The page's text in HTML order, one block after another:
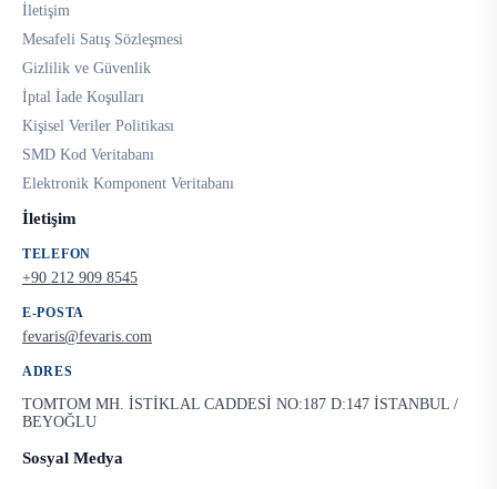
İletişim
Mesafeli Satış Sözleşmesi
Gizlilik ve Güvenlik
İptal İade Koşulları
Kişisel Veriler Politikası
SMD Kod Veritabanı
Elektronik Komponent Veritabanı
İletişim
TELEFON
+90 212 909 8545
E-POSTA
fevaris@fevaris.com
ADRES
TOMTOM MH. İSTİKLAL CADDESİ NO:187 D:147 İSTANBUL /
BEYOĞLU
Sosyal Medya